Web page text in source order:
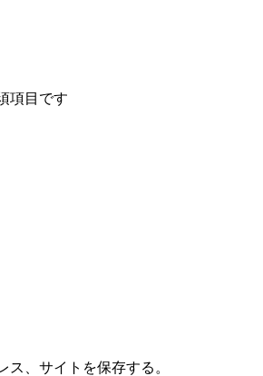
項目です
、サイトを保存する。